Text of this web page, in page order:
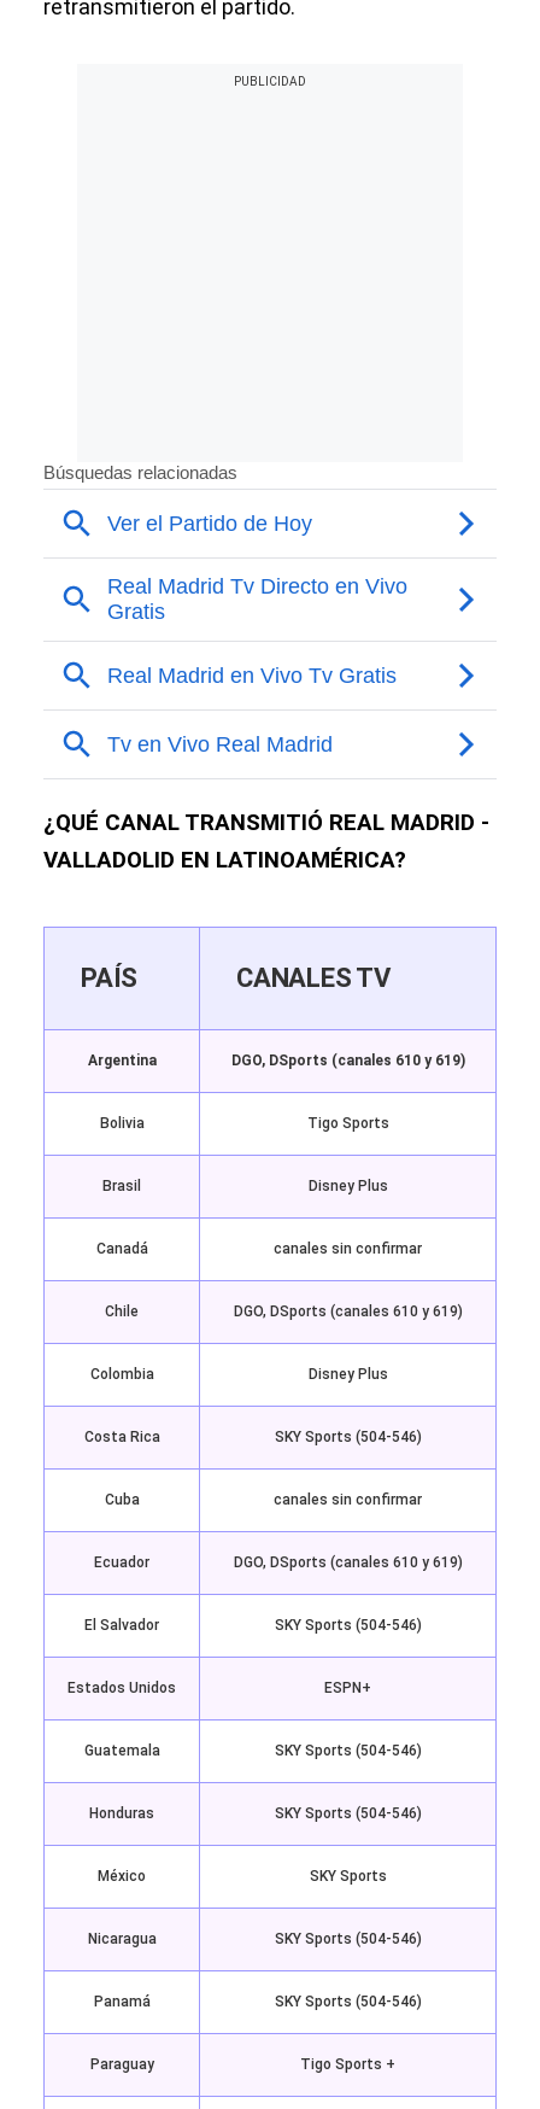
retransmitieron el partido.
¿QUÉ CANAL TRANSMITIÓ REAL MADRID -
VALLADOLID EN LATINOAMÉRICA?
PAÍS CANALES TV
Argentina DGO, DSports (canales 610 y 619)
Bolivia Tigo Sports
Brasil Disney Plus
Canadá canales sin confirmar
Chile DGO, DSports (canales 610 y 619)
Colombia Disney Plus
Costa Rica SKY Sports (504-546)
Cuba canales sin confirmar
Ecuador DGO, DSports (canales 610 y 619)
El Salvador SKY Sports (504-546)
Estados Unidos ESPN+
Guatemala SKY Sports (504-546)
Honduras SKY Sports (504-546)
México SKY Sports
Nicaragua SKY Sports (504-546)
Panamá SKY Sports (504-546)
Paraguay Tigo Sports +